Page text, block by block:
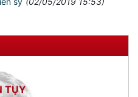
KHÔN KHÉO